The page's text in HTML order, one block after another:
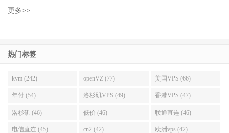
更多>>
热门标签
kvm (242) openVZ (77) 美国VPS (66)
年付 (54) 洛杉矶VPS (49) 香港VPS (47)
洛杉矶 (46) 低价 (46) 联通直连 (46)
电信直连 (45) cn2 (42) 欧洲vps (42)